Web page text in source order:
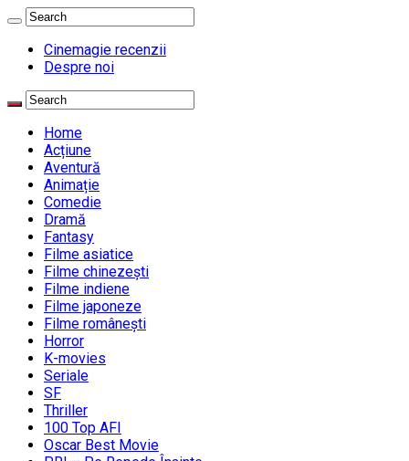
Cinemagie recenzii
Despre noi
Home
Acțiune
Aventură
Animație
Comedie
Dramă
Fantasy
Filme asiatice
Filme chinezești
Filme indiene
Filme japoneze
Filme românești
Horror
K-movies
Seriale
SF
Thriller
100 Top AFI
Oscar Best Movie